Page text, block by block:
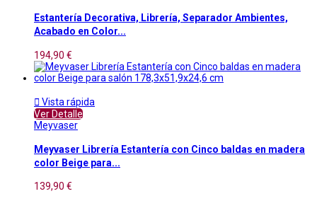
Estantería Decorativa, Librería, Separador Ambientes,
Acabado en Color...
194,90 €
 Vista rápida
Ver Detalle
Meyvaser
Meyvaser Librería Estantería con Cinco baldas en madera
color Beige para...
139,90 €